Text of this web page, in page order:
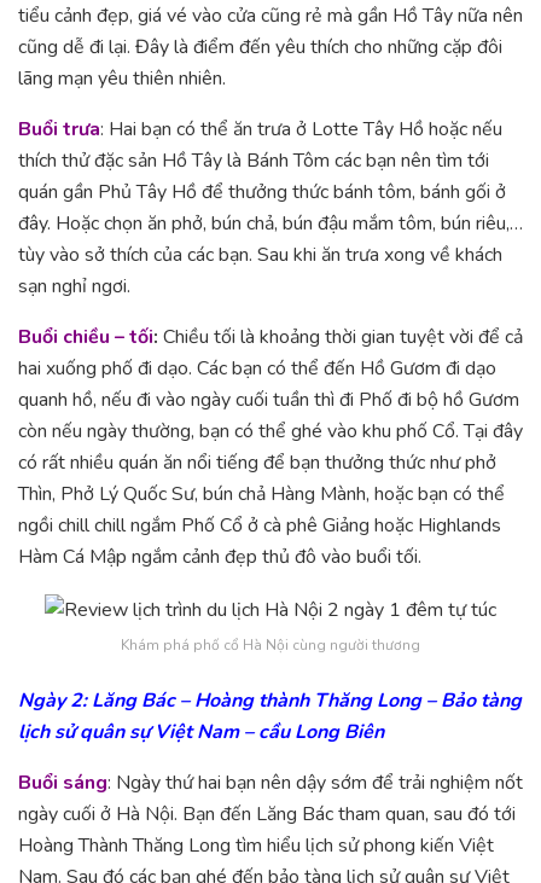
tiểu cảnh đẹp, giá vé vào cửa cũng rẻ mà gần Hồ Tây nữa nên
cũng dễ đi lại. Đây là điểm đến yêu thích cho những cặp đôi
lãng mạn yêu thiên nhiên.
Buổi trưa: Hai bạn có thể ăn trưa ở Lotte Tây Hồ hoặc nếu
thích thử đặc sản Hồ Tây là Bánh Tôm các bạn nên tìm tới
quán gần Phủ Tây Hồ để thưởng thức bánh tôm, bánh gối ở
đây. Hoặc chọn ăn phở, bún chả, bún đậu mắm tôm, bún riêu,…
tùy vào sở thích của các bạn. Sau khi ăn trưa xong về khách
sạn nghỉ ngơi.
Buổi chiều – tối: Chiều tối là khoảng thời gian tuyệt vời để cả
hai xuống phố đi dạo. Các bạn có thể đến Hồ Gươm đi dạo
quanh hồ, nếu đi vào ngày cuối tuần thì đi Phố đi bộ hồ Gươm
còn nếu ngày thường, bạn có thể ghé vào khu phố Cổ. Tại đây
có rất nhiều quán ăn nổi tiếng để bạn thưởng thức như phở
Thìn, Phở Lý Quốc Sư, bún chả Hàng Mành, hoặc bạn có thể
ngồi chill chill ngắm Phố Cổ ở cà phê Giảng hoặc Highlands
Hàm Cá Mập ngắm cảnh đẹp thủ đô vào buổi tối.
Khám phá phố cổ Hà Nội cùng người thương
Ngày 2: Lăng Bác – Hoàng thành Thăng Long – Bảo tàng
lịch sử quân sự Việt Nam – cầu Long Biên
Buổi sáng: Ngày thứ hai bạn nên dậy sớm để trải nghiệm nốt
ngày cuối ở Hà Nội. Bạn đến Lăng Bác tham quan, sau đó tới
Hoàng Thành Thăng Long tìm hiểu lịch sử phong kiến Việt
Nam. Sau đó các bạn ghé đến bảo tàng lịch sử quân sự Việt